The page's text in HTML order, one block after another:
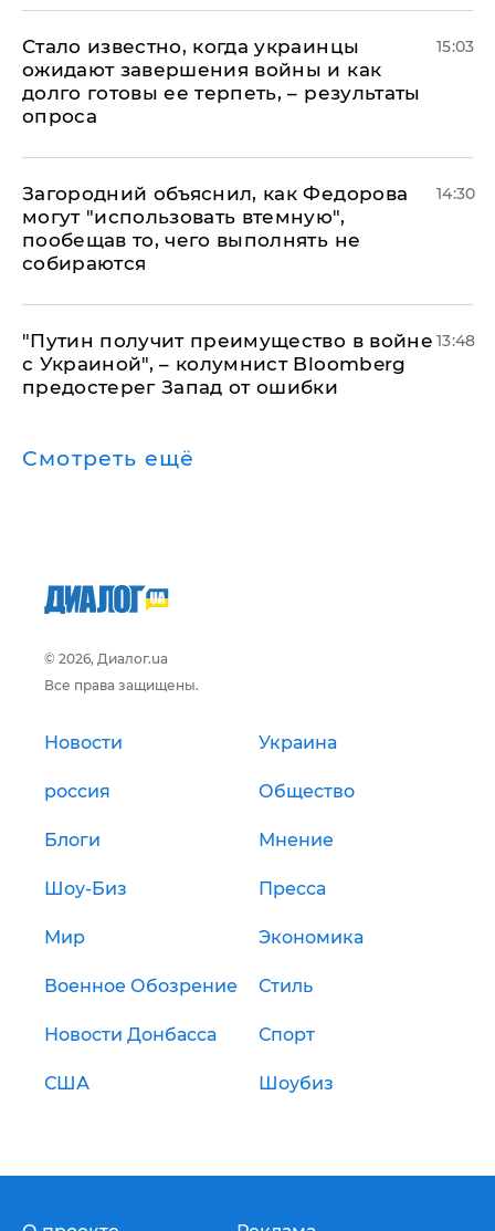
Стало известно, когда украинцы
ожидают завершения войны и как
долго готовы ее терпеть, – результаты
опроса
15:03
Загородний объяснил, как Федорова
могут "использовать втемную",
пообещав то, чего выполнять не
собираются
14:30
"Путин получит преимущество в войне
с Украиной", – колумнист Bloomberg
предостерег Запад от ошибки
13:48
Смотреть ещё
© 2026, Диалог.ua
Все права защищены.
Новости Украина
россия Общество
Блоги Мнение
Шоу-Биз Пресса
Мир Экономика
Военное Обозрение Стиль
Новости Донбасса Спорт
США Шоубиз